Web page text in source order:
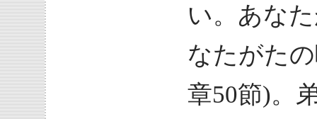
い。あな
なたがた
章50節)。